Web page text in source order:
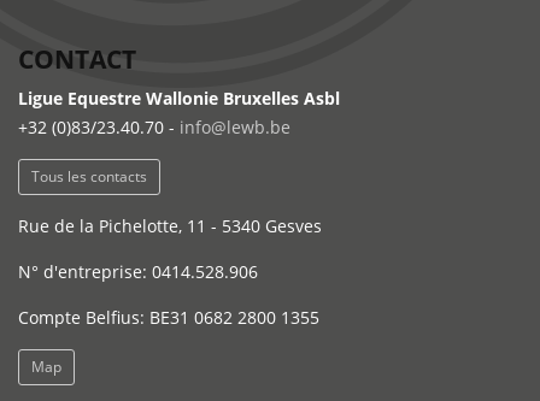
CONTACT
Ligue Equestre Wallonie Bruxelles Asbl
+32 (0)83/23.40.70 - info@lewb.be
Tous les contacts
Rue de la Pichelotte, 11 - 5340 Gesves
N° d'entreprise: 0414.528.906
Compte Belfius: BE31 0682 2800 1355
Map